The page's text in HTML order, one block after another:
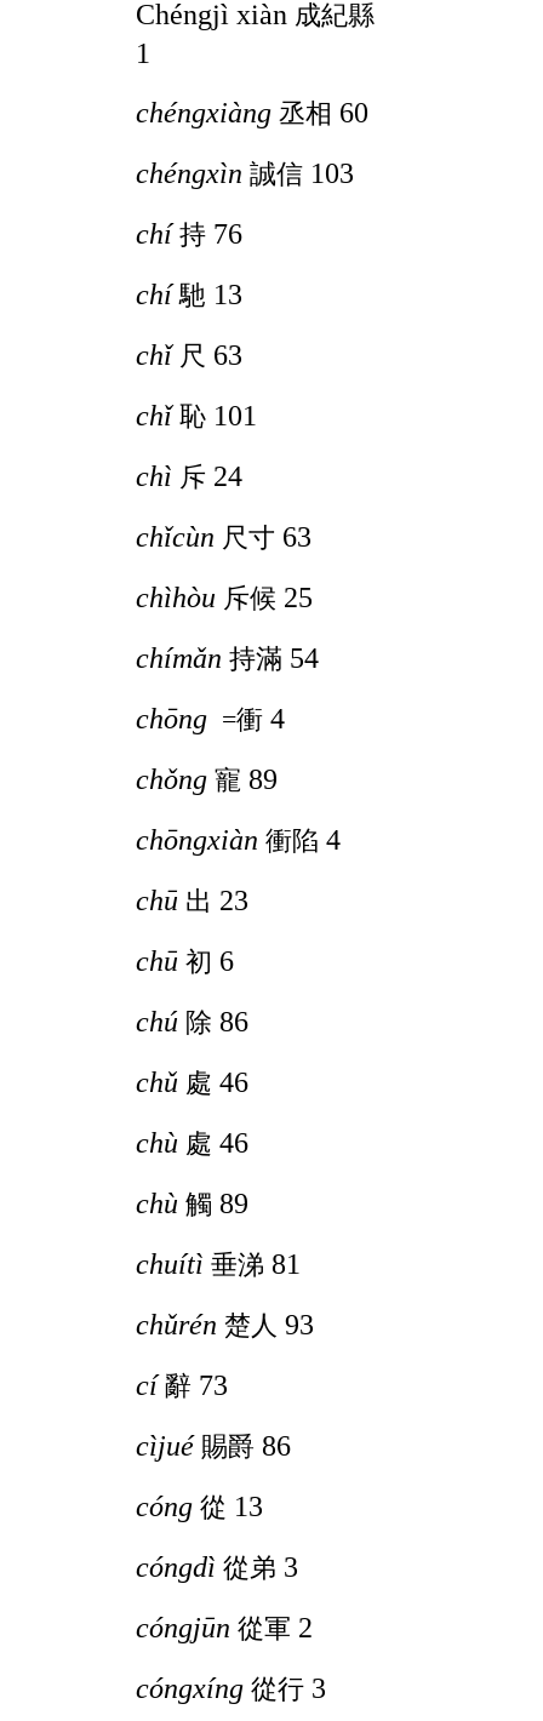
Chéngjì xiàn 成紀縣
1
chéngxiàng 丞相 60
chéngxìn 誠信 103
chí持 76
chí馳 13
chǐ 尺 63
chǐ恥 101
chì 斥 24
chǐcùn 尺寸 63
chìhòu 斥候 25
chímǎn 持滿 54
chōng =衝 4
chǒng 寵 89
chōngxiàn 衝陷 4
chū 出 23
chū 初 6
chú 除 86
chǔ 處 46
chù 處 46
chù 觸 89
chuítì 垂涕 81
chǔrén 楚人 93
cí辭 73
cìjué 賜爵 86
cóng 從 13
cóngdì 從弟 3
cóngjūn 從軍 2
cóngxíng 從行 3